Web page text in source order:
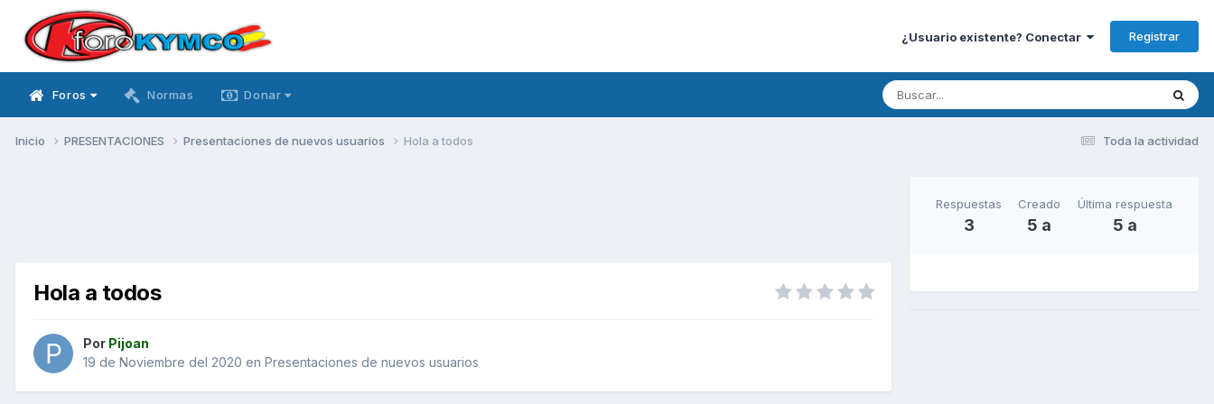
¿Usuario existente? Conectar Registrar
Foros Normas Donar
Toda la actividad
Inicio PRESENTACIONES Presentaciones de nuevos usuarios Hola a todos
Hola a todos
Por Pijoan
19 de Noviembre del 2020 en Presentaciones de nuevos usuarios
Respuestas
3
Creado
5 a
Última respuesta
5 a